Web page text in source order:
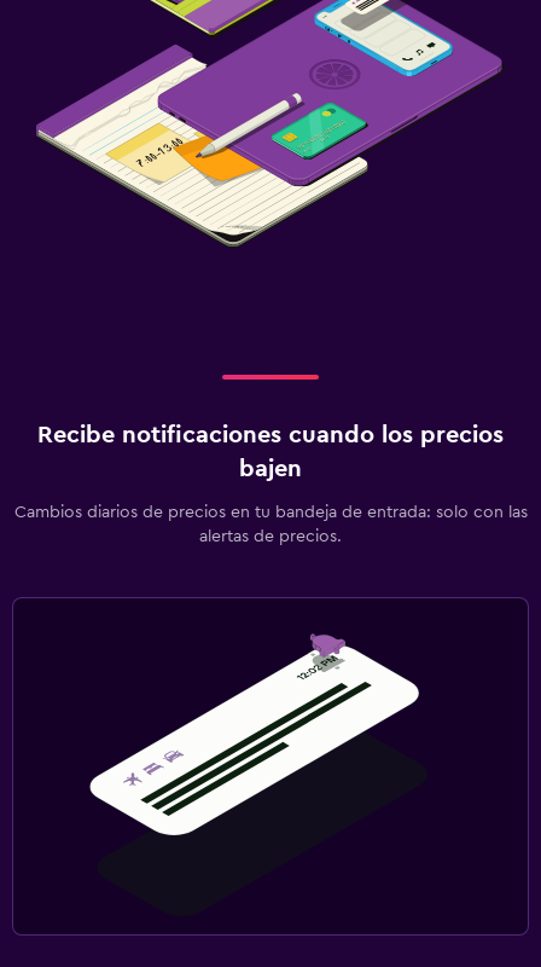
Recibe notificaciones cuando los precios
bajen
Cambios diarios de precios en tu bandeja de entrada: solo con las
alertas de precios.